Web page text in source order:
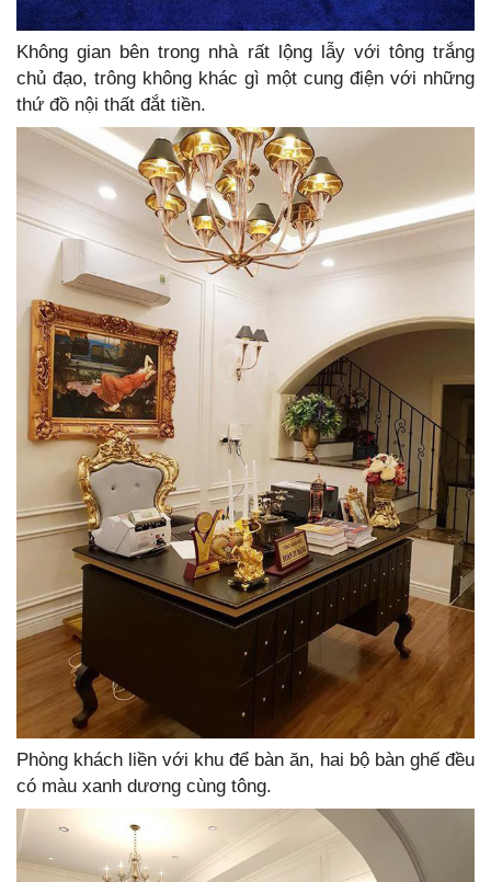
Không gian bên trong nhà rất lộng lẫy với tông trắng
chủ đạo, trông không khác gì một cung điện với những
thứ đồ nội thất đắt tiền.
Phòng khách liền với khu để bàn ăn, hai bộ bàn ghế đều
có màu xanh dương cùng tông.